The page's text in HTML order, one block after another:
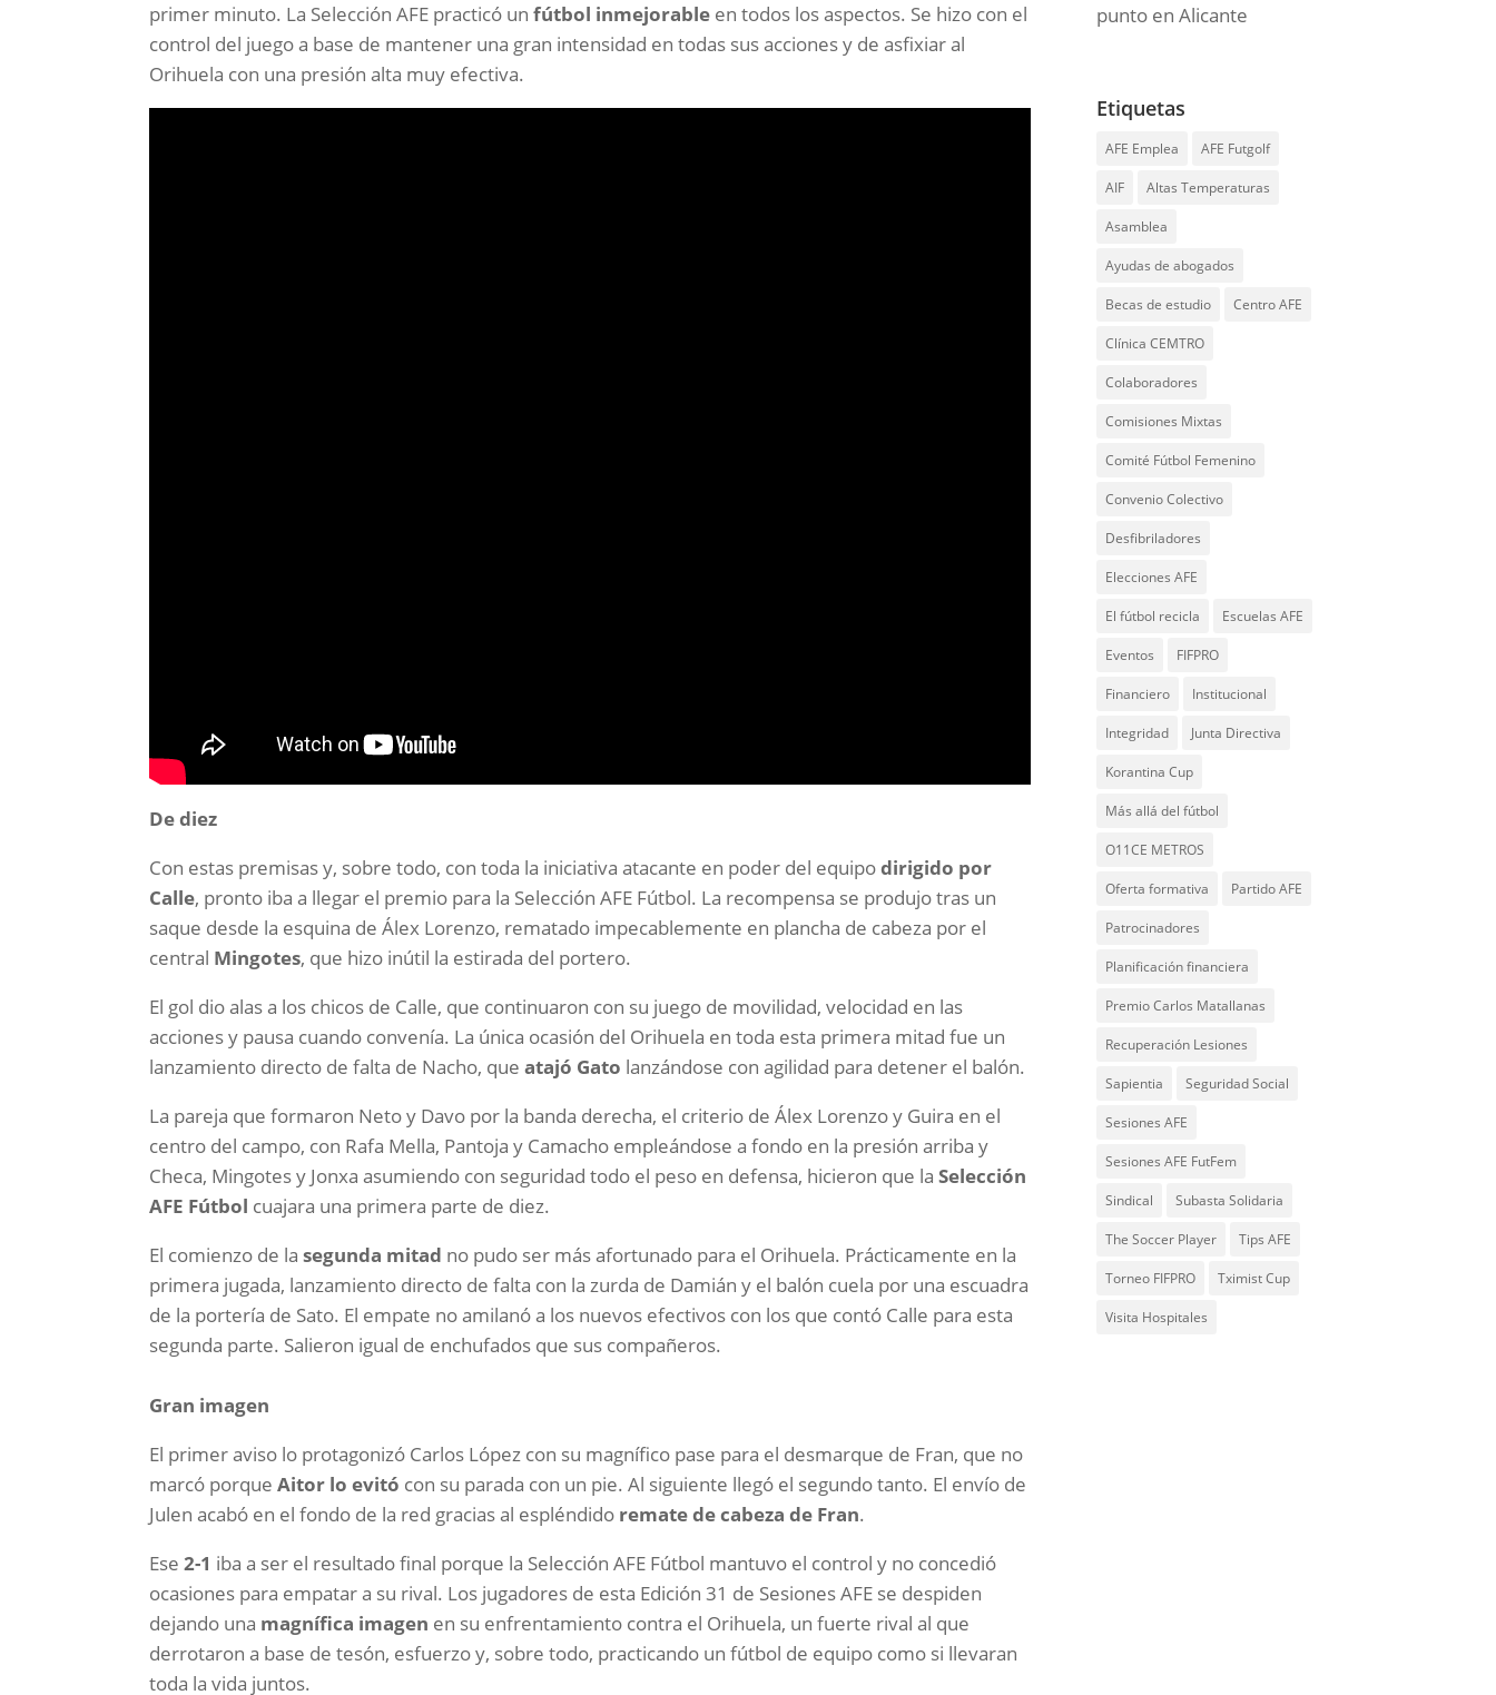
primer minuto. La Selección AFE practicó un fútbol inmejorable en todos los aspectos. Se hizo con el
control del juego a base de mantener una gran intensidad en todas sus acciones y de asfixiar al
Orihuela con una presión alta muy efectiva.
De diez
Con estas premisas y, sobre todo, con toda la iniciativa atacante en poder del equipodirigido por
Calle, pronto iba a llegar el premio para la Selección AFE Fútbol. La recompensa se produjo tras un
saque desde la esquina de Álex Lorenzo, rematado impecablemente en plancha de cabeza por el
central Mingotes, que hizo inútil la estirada del portero.
El gol dio alas a los chicos de Calle, que continuaron con su juego de movilidad, velocidad en las
acciones y pausa cuando convenía. La única ocasión del Orihuela en toda esta primera mitad fue un
lanzamiento directo de falta de Nacho, queatajó Gato lanzándose con agilidad para detener el balón.
La pareja que formaron Neto y Davo por la banda derecha, el criterio de Álex Lorenzo y Guira en el
centro del campo, con Rafa Mella, Pantoja y Camacho empleándose a fondo en la presión arriba y
Checa, Mingotes y Jonxa asumiendo con seguridad todo el peso en defensa, hicieron que laSelección
AFE Fútbol cuajara una primera parte de diez.
El comienzo de lasegunda mitad no pudo ser más afortunado para el Orihuela. Prácticamente en la
primera jugada, lanzamiento directo de falta con la zurda de Damián y el balón cuela por una escuadra
de la portería de Sato. El empate no amilanó a los nuevos efectivos con los que contó Calle para esta
segunda parte. Salieron igual de enchufados que sus compañeros.
Gran imagen
El primer aviso lo protagonizó Carlos López con su magnífico pase para el desmarque de Fran, que no
marcó porqueAitor lo evitó con su parada con un pie. Al siguiente llegó el segundo tanto. El envío de
Julen acabó en el fondo de la red gracias al espléndido remate de cabeza de Fran.
Ese 2-1 iba a ser el resultado final porque la Selección AFE Fútbol mantuvo el control y no concedió
ocasiones para empatar a su rival. Los jugadores de esta Edición 31 de Sesiones AFE se despiden
dejando una magnífica imagen en su enfrentamiento contra el Orihuela, un fuerte rival al que
derrotaron a base de tesón, esfuerzo y, sobre todo, practicando un fútbol de equipo como si llevaran
toda la vida juntos.
punto en Alicante
Etiquetas
AFE Emplea AFE Futgolf
AIF Altas Temperaturas
Asamblea
Ayudas de abogados
Becas de estudio Centro AFE
Clínica CEMTRO
Colaboradores
Comisiones Mixtas
Comité Fútbol Femenino
Convenio Colectivo
Desfibriladores
Elecciones AFE
El fútbol recicla Escuelas AFE
Eventos FIFPRO
Financiero Institucional
Integridad Junta Directiva
Korantina Cup
Más allá del fútbol
O11CE METROS
Oferta formativa Partido AFE
Patrocinadores
Planificación financiera
Premio Carlos Matallanas
Recuperación Lesiones
Sapientia Seguridad Social
Sesiones AFE
Sesiones AFE FutFem
Sindical Subasta Solidaria
The Soccer Player Tips AFE
Torneo FIFPRO Tximist Cup
Visita Hospitales